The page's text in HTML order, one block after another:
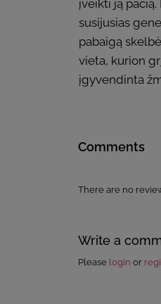
įveikti ją
susijusias
pabaigą
vieta, kurion
įgyvendinta
Comments
There are no
Write a
Please login or